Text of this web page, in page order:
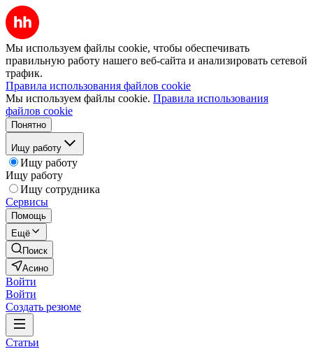
Мы используем файлы cookie, чтобы обеспечивать
правильную работу нашего веб-сайта и анализировать сетевой
трафик.
Правила использования файлов cookie
Мы используем файлы cookie. Правила использования
файлов cookie
Понятно
Ищу работу
Ищу работу
Ищу работу
Ищу сотрудника
Сервисы
Помощь
Ещё
Поиск
Асино
Войти
Войти
Создать резюме
Статьи